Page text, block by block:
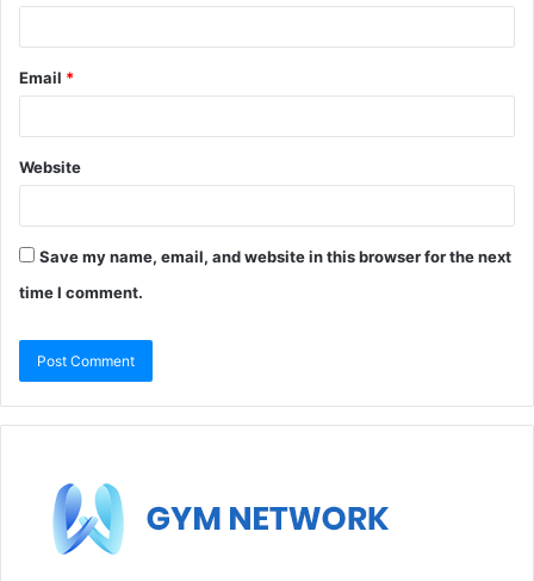
Email *
Website
Save my name, email, and website in this browser for the next
time I comment.